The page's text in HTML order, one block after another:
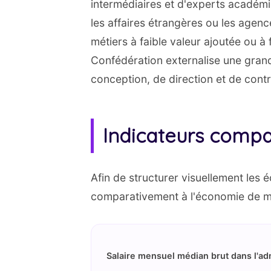
intermédiaires et d'experts
les affaires étrangères ou les
métiers à faible valeur ajoutée ou
Confédération externalise une
conception, de direction et de
Indicateurs
Afin de structurer visuellement les
comparativement à l'économie de
Salaire mensuel médian brut dans